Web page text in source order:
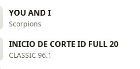
YOU AND I
Scorpions
INICIO DE CORTE ID FULL 20
CLASSIC 96.1